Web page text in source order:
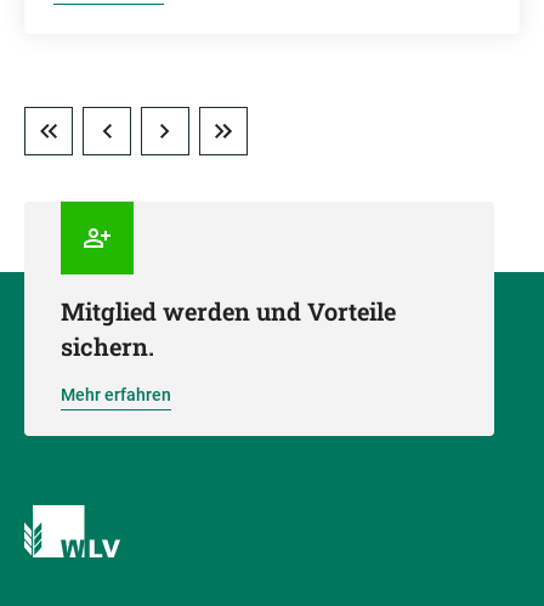
Mitglied werden und Vorteile
sichern.
Mehr erfahren